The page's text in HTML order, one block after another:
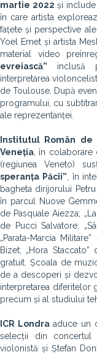
martie 2022 și
în care artista
fațete și perspective
Yoel Emet și artista
material video
evreiască” inclusă
interpretarea
de Toulouse, După
programului, cu
ale reprezentanței.
Institutul Român
Veneția , în colaborare
(regiunea Veneto)
speranța Păcii” , în
bagheta dirijorului
în parcul Nuove
de Pasquale Aiezza;
de Pucci Salvatore;
„Parata-Marcia
Bizet; „Hora
gratuit. Școala de
de a descoperi și
interpretarea diferitelor
precum și al studiului
ICR Londraaduce un
selecții din concertul
violonistă și Ștefan